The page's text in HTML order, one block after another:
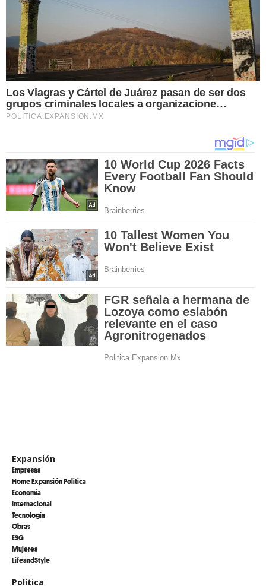
Los Viagras y Cártel de Juárez pasan de ser dos
grupos criminales locales a organizacione…
POLITICA.EXPANSION.MX
Expansión
Empresas
Home Expansión Politica
Economía
Internacional
Tecnología
Obras
ESG
Mujeres
LifeandStyle
Política